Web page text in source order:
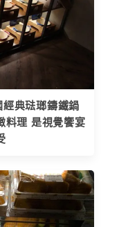
典琺瑯鑄鐵鍋
料理 是視覺饗宴